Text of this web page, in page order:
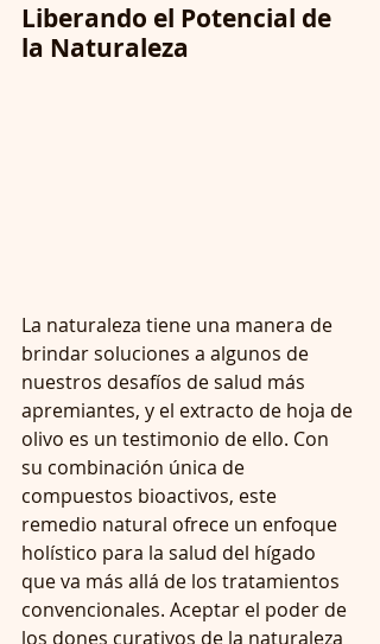
Liberando el Potencial de
la Naturaleza
La naturaleza tiene una manera de
brindar soluciones a algunos de
nuestros desafíos de salud más
apremiantes, y el extracto de hoja de
olivo es un testimonio de ello. Con
su combinación única de
compuestos bioactivos, este
remedio natural ofrece un enfoque
holístico para la salud del hígado
que va más allá de los tratamientos
convencionales. Aceptar el poder de
los dones curativos de la naturaleza